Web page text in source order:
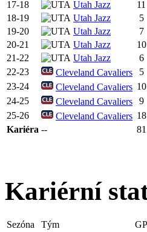
17-18 Utah Jazz 11
18-19
Utah Jazz 5
19-20
Utah Jazz 7
20-21
Utah Jazz 10
21-22
Utah Jazz 6
22-23
Cleveland Cavaliers 5
23-24
Cleveland Cavaliers 10
24-25
Cleveland Cavaliers 9
25-26
Cleveland Cavaliers 18
Kariéra -- 81
Kariérní
Sezóna Tým GP